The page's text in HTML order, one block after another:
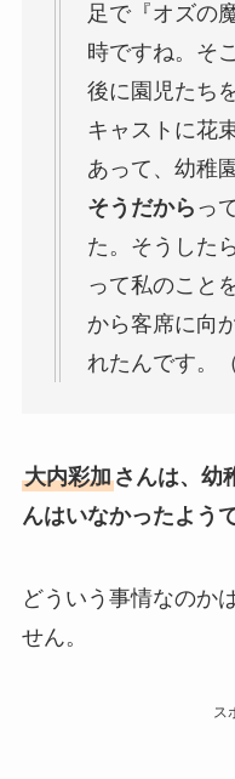
足で『オズの
時ですね。そ
後に園児たち
キャストに花
あって、幼稚
そうだから っ
た。そうした
って私のこと
から客席に向
れたんです。
大内彩加さんは、幼
んはいなかったようで
どういう事情なのか
せん。
ス